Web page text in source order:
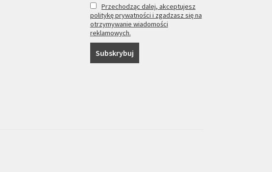
Przechodząc dalej, akceptujesz
politykę prywatności i zgadzasz się na
otrzymywanie wiadomości
reklamowych.